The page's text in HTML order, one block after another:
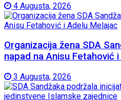
4 Augusta, 2026
Organizacija žena SDA
napad na Anisu Fetahović
3 Augusta, 2026